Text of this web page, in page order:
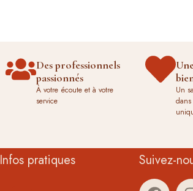
Des professionnels
passionnés
À votre écoute et à votre
service
Un
Infos pratiques Suivez-